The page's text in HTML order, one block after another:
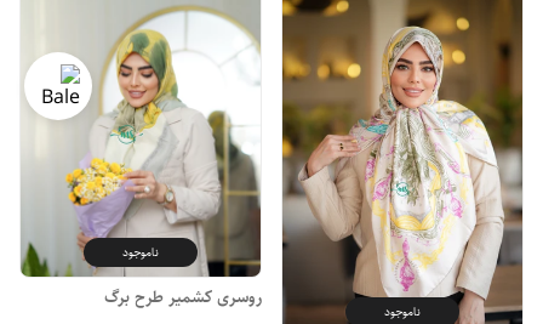
ناموجود
ناموجود
روسری کشمیر طرح برگ